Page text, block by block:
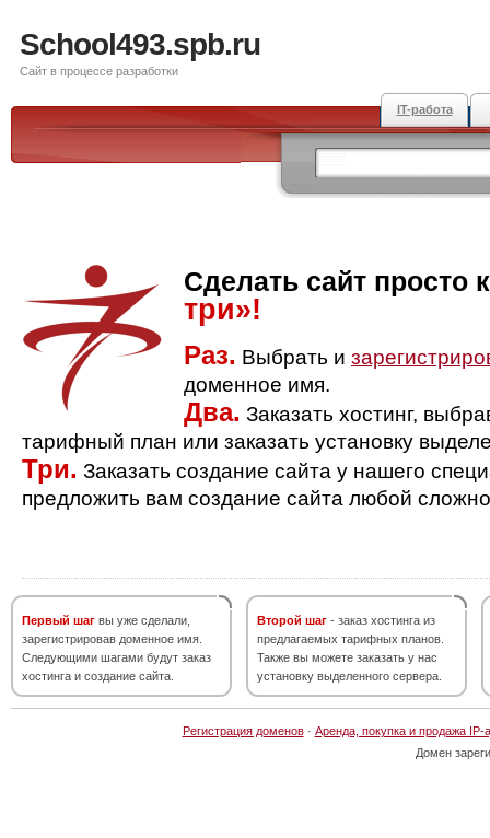
School493.spb.ru
Сайт в процессе разработки
IT-работа
Сделать сайт просто
три»!
Раз. Выбрать и
доменное имя.
Два. Заказать хостинг,
тарифный план или заказать установку
Три. Заказать создание сайта у нашего
предложить вам создание сайта любой
Первый шаг вы уже сделали,
зарегистрировав доменное имя.
Следующими шагами будут заказ
хостинга и создание сайта.
Второй шаг - заказ хостинга из
предлагаемых тарифных планов.
Также вы можете заказать у нас
установку выделенного сервера.
Регистрация доменов· Аренда, покупка и продажа IP-
Домен